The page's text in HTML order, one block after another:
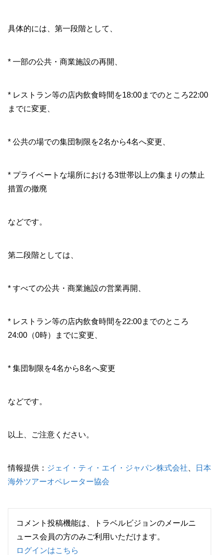
具体的には、第一段階として、
* 一部の公共・商業施設の再開、
* レストラン等の店内飲食時間を18:00までのところ22:00
までに変更、
* 公共の場での集団制限を2名から4名へ変更、
* プライベートな場所における3世帯以上の集まりの禁止
措置の撤廃
などです。
第二段階としては、
* すべての公共・商業施設の営業再開、
* レストラン等の店内飲食時間を22:00までのところ
24:00（0時）までに変更、
* 集団制限を4名から8名へ変更
などです。
以上、ご注意ください。
情報提供： ジェイ・ティ・エイ・ジャパン株式会社
日本
海外ツアーオペレーター協会
コメント投稿機能は、トラベルビジョンのメールニ
ュース会員の方のみご利用いただけます。
ログインはこちら